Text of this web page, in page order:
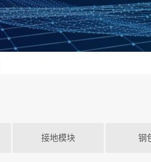
接地模块 钢